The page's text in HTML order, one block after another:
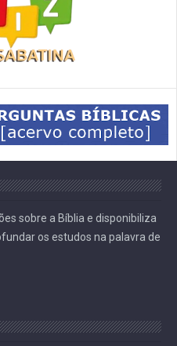
sobre a Bíblia e disponibiliza
os estudos na palavra de